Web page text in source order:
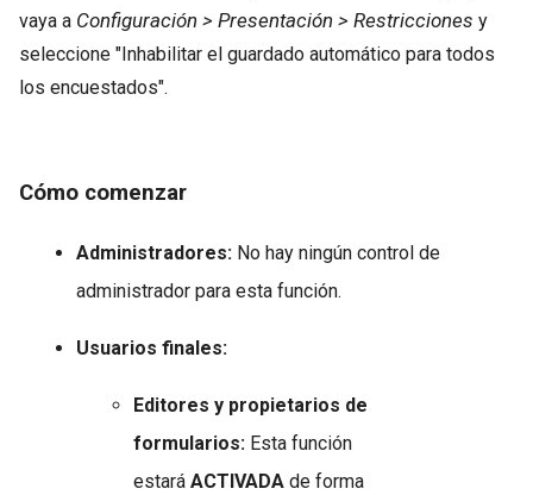
vaya a Configuración > Presentación > Restricciones y
seleccione "Inhabilitar el guardado automático para todos
los encuestados".
Cómo comenzar
Administradores: No hay ningún control de
administrador para esta función.
Usuarios finales:
Editores y propietarios de
formularios: Esta función
estará ACTIVADA de forma